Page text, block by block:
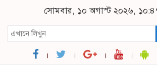
সোমবার, ১০ অগাস্ট ২০২৬, ১০:৪৭